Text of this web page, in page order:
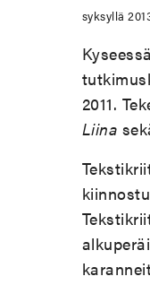
syksyllä
2011.
Liina